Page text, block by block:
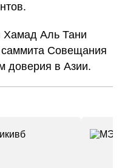
Хамад Аль Тани
саммита Совещания
доверия в Азии.